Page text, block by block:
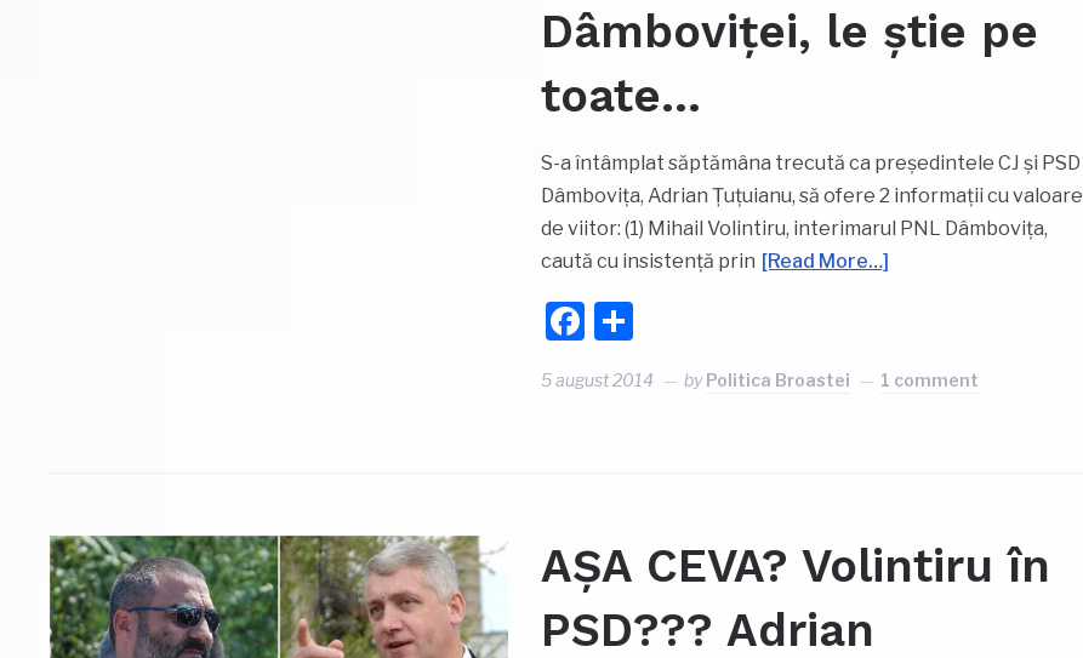
Dâmboviței, le știe pe
toate…
S-a întâmplat săptămâna trecută ca președintele CJ și PSD
Dâmbovița, Adrian Țuțuianu, să ofere 2 informații cu valoare
de viitor: (1) Mihail Volintiru, interimarul PNL Dâmbovița,
caută cu insistență prin [Read More…]
Facebook
5 august 2014 byPolitica Broastei 1 comment
AȘA CEVA? Volintiru în
PSD??? Adrian